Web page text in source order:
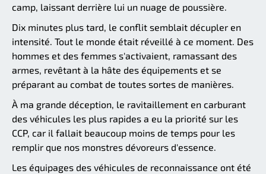
camp, laissant derrière lui un nuage de poussière.
Dix minutes plus tard, le conflit semblait décupler en
intensité. Tout le monde était réveillé à ce moment. Des
hommes et des femmes s'activaient, ramassant des
armes, revêtant à la hâte des équipements et se
préparant au combat de toutes sortes de manières.
À ma grande déception, le ravitaillement en carburant
des véhicules les plus rapides a eu la priorité sur les
CCP, car il fallait beaucoup moins de temps pour les
remplir que nos monstres dévoreurs d'essence.
Les équipages des véhicules de reconnaissance ont été